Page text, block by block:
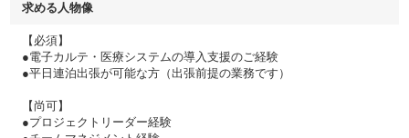
求める人物像
【必須】
●電子カルテ・医療システムの導入支援のご経験
●平日連泊出張が可能な方（出張前提の業務です）
【尚可】
●プロジェクトリーダー経験